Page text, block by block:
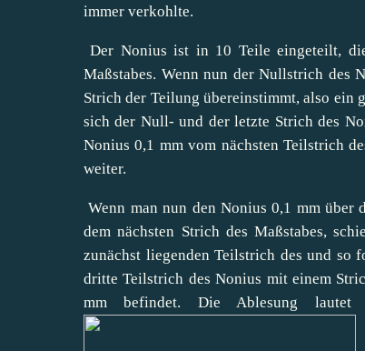
immer verkohlte.
Der Nonius ist in 10 Teile eingeteilt,
Maßstabes. Wenn nun der Nullstrich
Strich der Teilung übereinstimmt, also ein
sich der Null- und der letzte Strich des
Nonius 0,1 mm vom nächsten Teilstrich
weiter.
Wenn man nun den Nonius 0,1 mm
dem nächsten Strich des Maßstabes,
zunächst liegenden Teilstrich des und
dritte Teilstrich des Nonius mit einem
mm befindet. Die Ablesung